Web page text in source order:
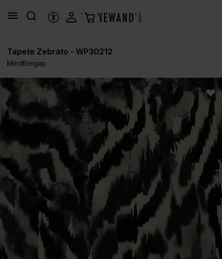
springen
HILFSTOOLS
Bildergalerie überspringen
Tapete Zebrato - WP30212
Mindthegap